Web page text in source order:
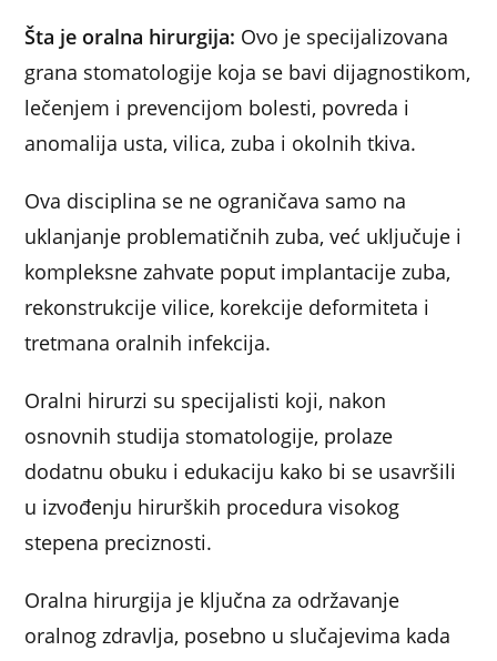
Šta je oralna hirurgija: Ovo je specijalizovana
grana stomatologije koja se bavi dijagnostikom,
lečenjem i prevencijom bolesti, povreda i
anomalija usta, vilica, zuba i okolnih tkiva.
Ova disciplina se ne ograničava samo na
uklanjanje problematičnih zuba, već uključuje i
kompleksne zahvate poput implantacije zuba,
rekonstrukcije vilice, korekcije deformiteta i
tretmana oralnih infekcija.
Oralni hirurzi su specijalisti koji, nakon
osnovnih studija stomatologije, prolaze
dodatnu obuku i edukaciju kako bi se usavršili
u izvođenju hirurških procedura visokog
stepena preciznosti.
Oralna hirurgija je ključna za održavanje
oralnog zdravlja, posebno u slučajevima kada